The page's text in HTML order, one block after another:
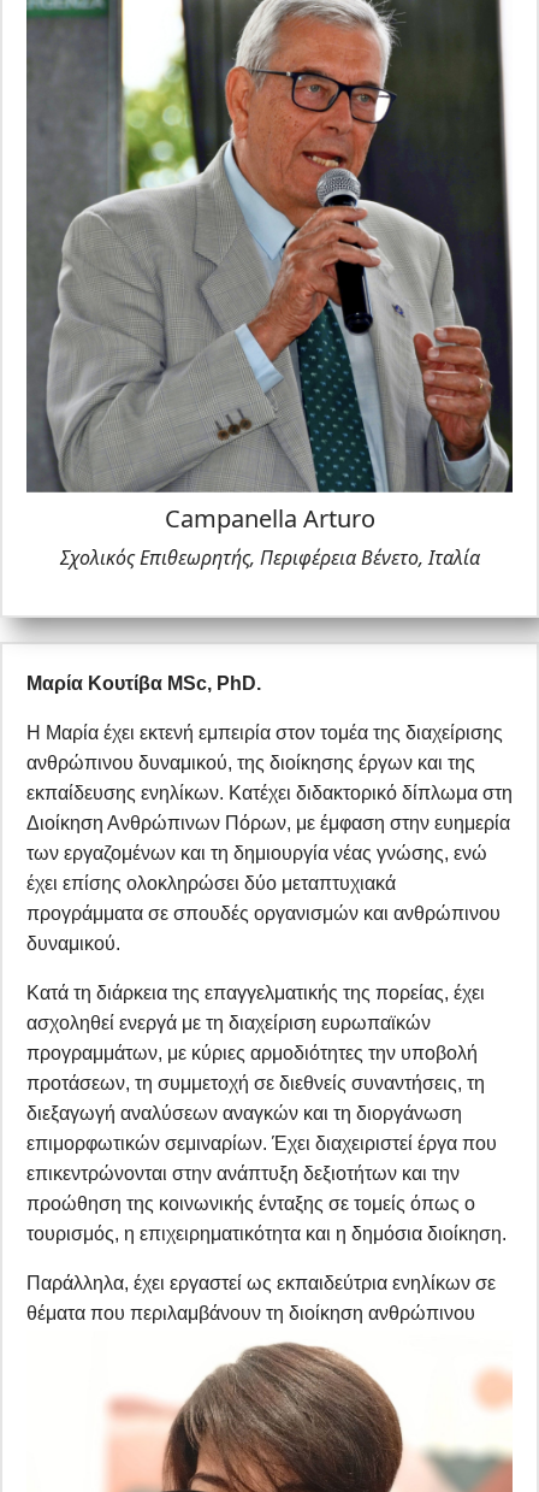
Campanella Arturo
Σχολικός Επιθεωρητής, Περιφέρεια Βένετο, Ιταλία
Μαρία Κουτίβα MSc, PhD.
H Μαρία έχει εκτενή εμπειρία στον τομέα της διαχείρισης
ανθρώπινου δυναμικού, της διοίκησης έργων και της
εκπαίδευσης ενηλίκων. Κατέχει διδακτορικό δίπλωμα στη
Διοίκηση Ανθρώπινων Πόρων, με έμφαση στην ευημερία
των εργαζομένων και τη δημιουργία νέας γνώσης, ενώ
έχει επίσης ολοκληρώσει δύο μεταπτυχιακά
προγράμματα σε σπουδές οργανισμών και ανθρώπινου
δυναμικού.
Κατά τη διάρκεια της επαγγελματικής της πορείας, έχει
ασχοληθεί ενεργά με τη διαχείριση ευρωπαϊκών
προγραμμάτων, με κύριες αρμοδιότητες την υποβολή
προτάσεων, τη συμμετοχή σε διεθνείς συναντήσεις, τη
διεξαγωγή αναλύσεων αναγκών και τη διοργάνωση
επιμορφωτικών σεμιναρίων. Έχει διαχειριστεί έργα που
επικεντρώνονται στην ανάπτυξη δεξιοτήτων και την
προώθηση της κοινωνικής ένταξης σε τομείς όπως ο
τουρισμός, η επιχειρηματικότητα και η δημόσια διοίκηση.
Παράλληλα, έχει εργαστεί ως εκπαιδεύτρια ενηλίκων σε
θέματα που περιλαμβάνουν τη διοίκηση ανθρώπινου
δυναμικού, την ποιότητα στην εκπαίδευση, τη
βιωσιμότητα, την κυκλική οικονομία και την
επιχειρηματικότητα. Έχει επίσης συμβάλλει στη
δημιουργία εκπαιδευτικών υλικών και μεθόδων στο
πλαίσιο της επαγγελματικής εκπαίδευσης και κατάρτισης.